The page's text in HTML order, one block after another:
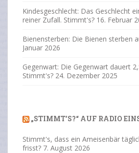
Kindesgeschlecht: Das Geschlecht
reiner Zufall. Stimmt's? 16. Februar
Bienensterben: Die Bienen sterben
Januar 2026
Gegenwart: Die Gegenwart dauert
Stimmt's? 24. Dezember 2025
„STIMMT’S?“ AUF RADIO
Stimmt's, dass ein Ameisenbär
frisst? 7. August 2026